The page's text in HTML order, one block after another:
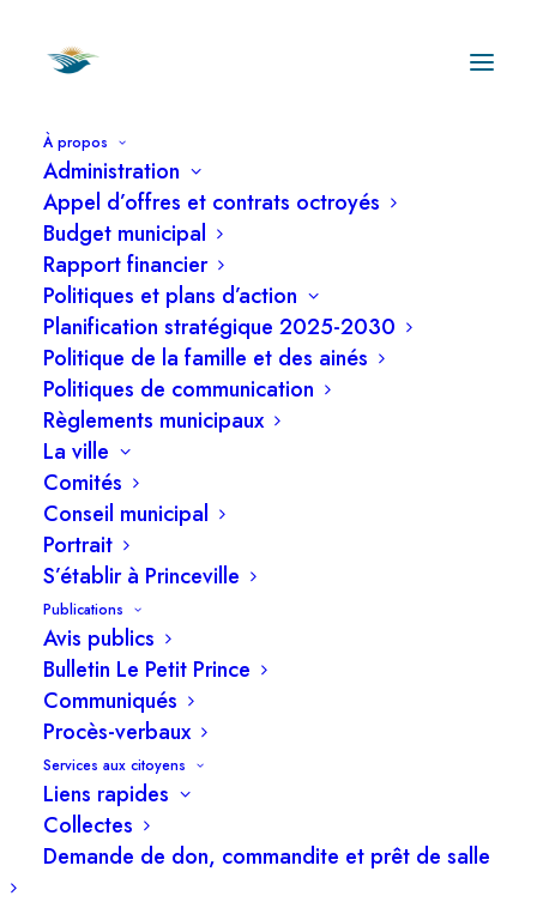
À propos
Administration
Appel d’offres et contrats octroyés
Budget municipal
Rapport financier
Politiques et plans d’action
Planification stratégique 2025-2030
Politique de la famille et des ainés
Politiques de communication
Règlements municipaux
La ville
Comités
Conseil municipal
Portrait
S’établir à Princeville
Publications
Avis publics
Bulletin Le Petit Prince
Communiqués
Procès-verbaux
Services aux citoyens
Liens rapides
Collectes
Demande de don, commandite et prêt de salle
Maladie de Lyme : La
vigilance est de mise
18 juillet 2023 • InServices municipaux
Pendant la saison estivale, la vigilance est de
mise par rapport à la maladie de Lyme et aux
autres maladies transmises par les tiques. Le
nombre des cas acquis au Québec suit une
tendance à la hausse. En 2022, 16 cas de la
maladie de Lyme ont été recensés en Mauricie
et au Centre-du-Québec.